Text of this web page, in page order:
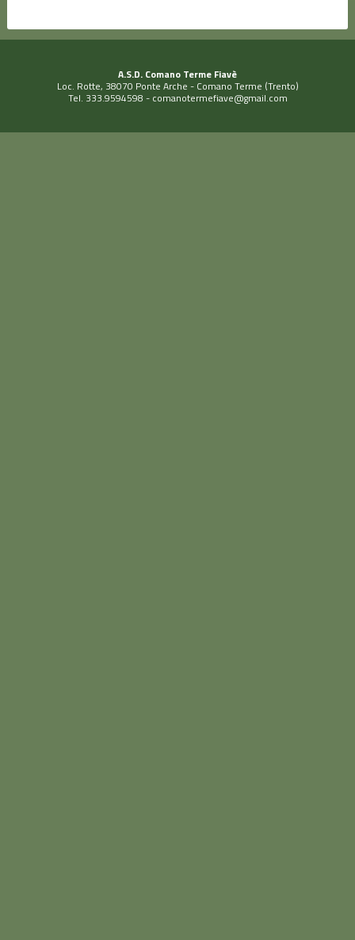
A.S.D. Comano Terme Fiavè
Loc. Rotte, 38070 Ponte Arche - Comano Terme (Trento)
Tel. 333.9594598 - comanotermefiave@gmail.com